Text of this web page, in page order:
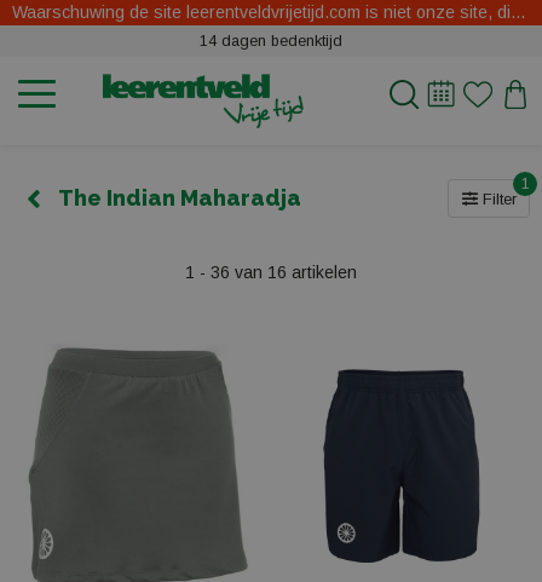
Waarschuwing de site leerentveldvrijetijd.com is niet onze site, dit zijn oplichters.
14 dagen bedenktijd
The Indian Maharadja Filter
1
1 - 36 van 16 artikelen